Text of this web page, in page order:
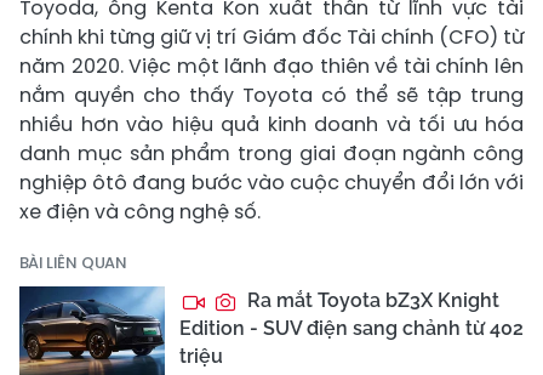
Toyoda, ông Kenta Kon xuất thân từ lĩnh vực tài
chính khi từng giữ vị trí Giám đốc Tài chính (CFO) từ
năm 2020. Việc một lãnh đạo thiên về tài chính lên
nắm quyền cho thấy Toyota có thể sẽ tập trung
nhiều hơn vào hiệu quả kinh doanh và tối ưu hóa
danh mục sản phẩm trong giai đoạn ngành công
nghiệp ôtô đang bước vào cuộc chuyển đổi lớn với
xe điện và công nghệ số.
BÀI LIÊN QUAN
Ra mắt Toyota bZ3X Knight
Edition - SUV điện sang chảnh từ 402
triệu